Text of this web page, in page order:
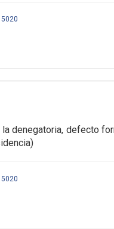
5020
denegatoria, defecto
5020